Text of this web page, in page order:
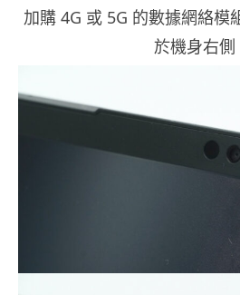
加購 4G 或 5G 的數據網絡模
於機身右側